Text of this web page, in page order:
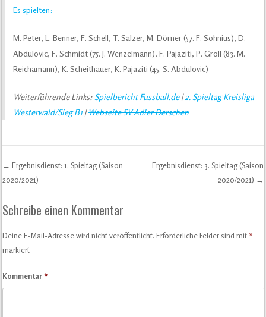
Es spielten:
M. Peter, L. Benner, F. Schell, T. Salzer, M. Dörner (57. F. Sohnius), D.
Abdulovic, F. Schmidt (75. J. Wenzelmann), F. Pajaziti, P. Groll (83. M.
Reichamann), K. Scheithauer, K. Pajaziti (45. S. Abdulovic)
Weiterführende Links: Spielbericht Fussball.de|2. Spieltag Kreisliga
Westerwald/Sieg B1 |Webseite SV Adler Derschen
Post navigation
← Ergebnisdienst: 1. Spieltag (Saison
2020/2021)
Ergebnisdienst: 3. Spieltag (Saison
2020/2021) →
Schreibe einen Kommentar
Deine E-Mail-Adresse wird nicht veröffentlicht. Erforderliche Felder sind mit *
markiert
Kommentar*